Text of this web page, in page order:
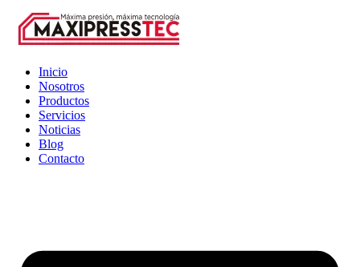
Inicio
Nosotros
Productos
Servicios
Noticias
Blog
Contacto